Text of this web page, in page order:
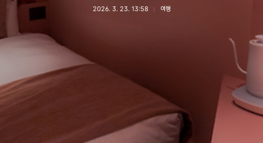
2026. 3. 23. 13:58 여행